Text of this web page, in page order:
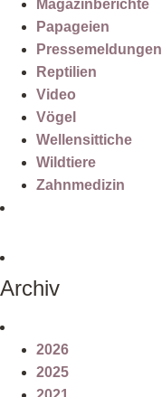
Magazinberichte
Papageien
Pressemeldungen
Reptilien
Video
Vögel
Wellensittiche
Wildtiere
Zahnmedizin
Archiv
2026
2025